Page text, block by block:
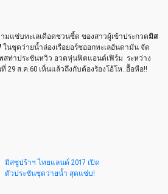
แซ่บทะเลเดือดชวนซี้ด ของสาวผู้เข้าประกวดมิส
ในชุดว่ายน้ำล่องเรือยอร์ชออกทะเลอันดามัน จัด
ท่าประชันหวิว อวดหุ่นฟิตแอนด์เฟิร์ม ระหว่าง
29 ส.ค.60 เห็นแล้วถึงกับต้องร้องโอ้โห..อื้อหือ!!
มิสซูปร้าฯ ไทยแลนด์ 2017 เปิด
ตัวประชันชุดว่ายน้ำ สุดแซ่บ!